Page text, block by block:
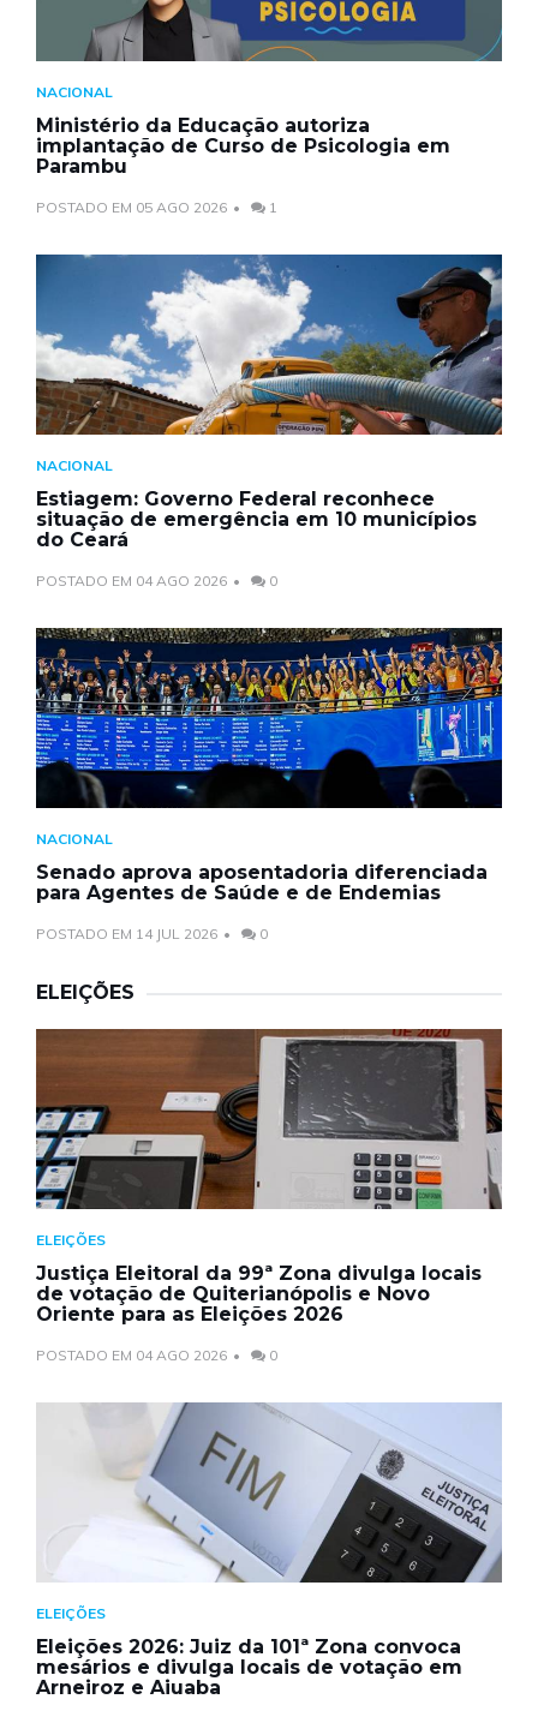
NACIONAL
Ministério da Educação autoriza
implantação de Curso de Psicologia em
Parambu
POSTADO EM 05 AGO 2026 1
NACIONAL
Estiagem: Governo Federal reconhece
situação de emergência em 10 municípios
do Ceará
POSTADO EM 04 AGO 2026 0
NACIONAL
Senado aprova aposentadoria diferenciada
para Agentes de Saúde e de Endemias
POSTADO EM 14 JUL 2026 0
ELEIÇÕES
ELEIÇÕES
Justiça Eleitoral da 99ª Zona divulga locais
de votação de Quiterianópolis e Novo
Oriente para as Eleições 2026
POSTADO EM 04 AGO 2026 0
ELEIÇÕES
Eleições 2026: Juiz da 101ª Zona convoca
mesários e divulga locais de votação em
Arneiroz e Aiuaba